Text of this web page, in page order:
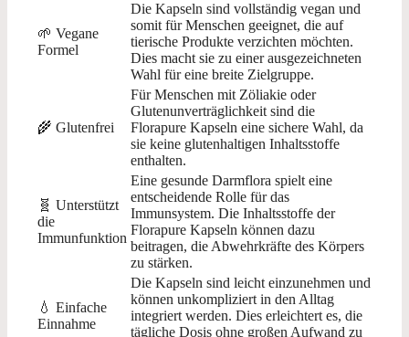
🌱 Vegane
Formel
Die Kapseln sind vollständig vegan und
somit für Menschen geeignet, die auf
tierische Produkte verzichten möchten.
Dies macht sie zu einer ausgezeichneten
Wahl für eine breite Zielgruppe.
🌾 Glutenfrei
Für Menschen mit Zöliakie oder
Glutenunverträglichkeit sind die
Florapure Kapseln eine sichere Wahl, da
sie keine glutenhaltigen Inhaltsstoffe
enthalten.
🧬 Unterstützt
die
Immunfunktion
Eine gesunde Darmflora spielt eine
entscheidende Rolle für das
Immunsystem. Die Inhaltsstoffe der
Florapure Kapseln können dazu
beitragen, die Abwehrkräfte des Körpers
zu stärken.
💧 Einfache
Einnahme
Die Kapseln sind leicht einzunehmen und
können unkompliziert in den Alltag
integriert werden. Dies erleichtert es, die
tägliche Dosis ohne großen Aufwand zu